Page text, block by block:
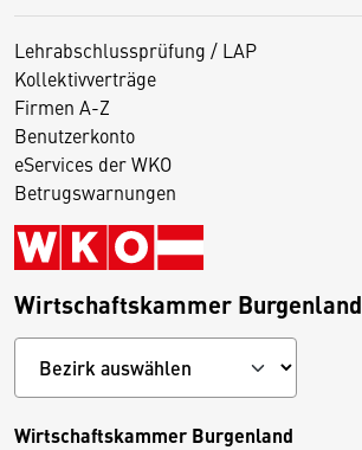
Lehrabschlussprüfung / LAP
Kollektivverträge
Firmen A-Z
Benutzerkonto
eServices der WKO
Betrugswarnungen
Wirtschaftskammer Burgenland
Wirtschaftskammer Burgenland